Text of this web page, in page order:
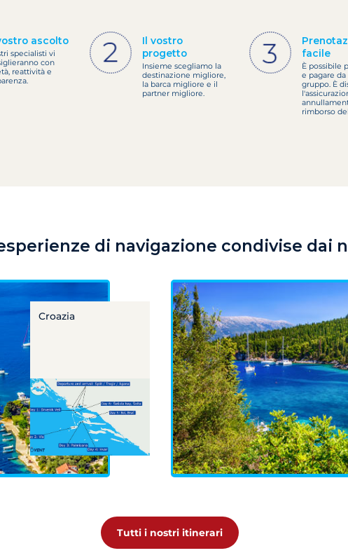
ascolto
specialisti vi
con
reattività e
Il vostro
progetto
Insieme scegliamo la
destinazione migliore,
la barca migliore e il
partner migliore.
facile
È possibile
e pagare da
gruppo. È
rimborso
di navigazione condivise dai
Croazia
Tutti i nostri itinerari